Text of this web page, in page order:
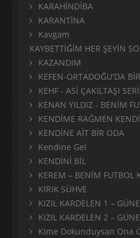
KARAHİNDİBA
KARANTİNA
Kavgam
KAYBETTİĞİM HER ŞEYİN
KAZANDIM
KEFEN-ORTADOĞU'DA
KEHF - ASİ ÇAKILTAŞI
KENAN YILDIZ - BENİM
KENDİME RAĞMEN
KENDİNE AİT BİR ODA
Kendine Gel
KENDİNİ BİL
KEREM – BENİM FUTBOL
KIRIK SÜHVE
KIZIL KARDELEN 1 –
KIZIL KARDELEN 2 –
Kime Dokunduysan Ona